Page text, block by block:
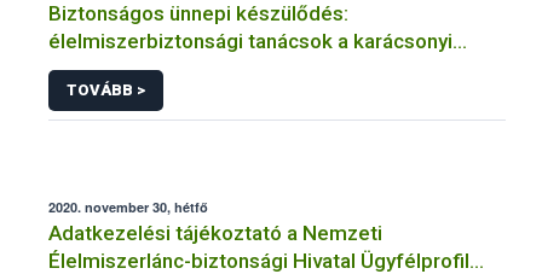
Biztonságos ünnepi készülődés:
élelmiszerbiztonsági tanácsok a karácsonyi
menühöz
TOVÁBB >
2020. november 30, hétfő
Adatkezelési tájékoztató a Nemzeti
Élelmiszerlánc-biztonsági Hivatal Ügyfélprofil